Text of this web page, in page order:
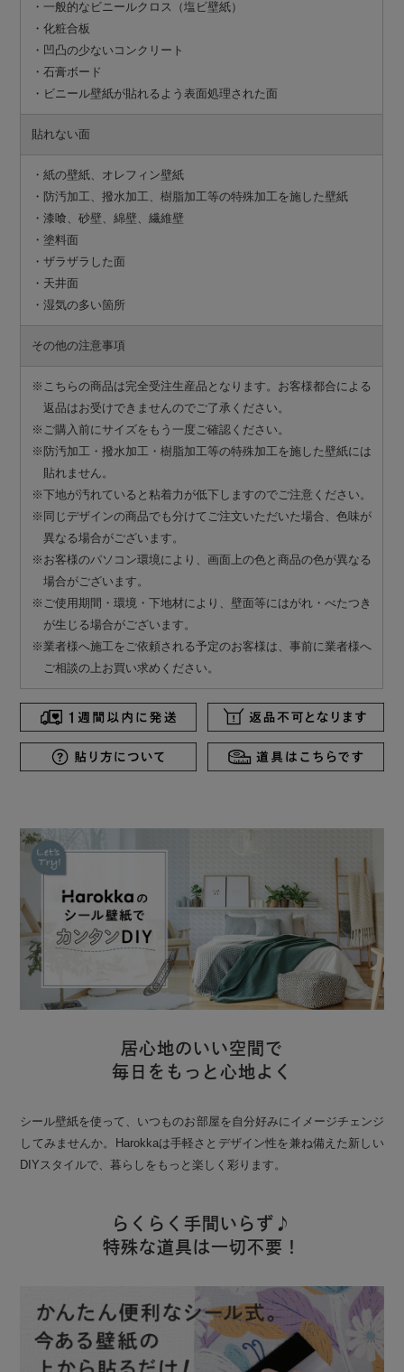
・一般的なビニールクロス（塩ビ壁紙）
・化粧合板
・凹凸の少ないコンクリート
・石膏ボード
・ビニール壁紙が貼れるよう表面処理された面
貼れない面
・紙の壁紙、オレフィン壁紙
・防汚加工、撥水加工、樹脂加工等の特殊加工を施した壁紙
・漆喰、砂壁、綿壁、繊維壁
・塗料面
・ザラザラした面
・天井面
・湿気の多い箇所
その他の注意事項
※こちらの商品は完全受注生産品となります。お客様都合による
返品はお受けできませんのでご了承ください。
※ご購入前にサイズをもう一度ご確認ください。
※防汚加工・撥水加工・樹脂加工等の特殊加工を施した壁紙には
貼れません。
※下地が汚れていると粘着力が低下しますのでご注意ください。
※同じデザインの商品でも分けてご注文いただいた場合、色味が
異なる場合がございます。
※お客様のパソコン環境により、画面上の色と商品の色が異なる
場合がございます。
※ご使用期間・環境・下地材により、壁面等にはがれ・べたつき
が生じる場合がございます。
※業者様へ施工をご依頼される予定のお客様は、事前に業者様へ
ご相談の上お買い求めください。
居心地のいい空間で
毎日をもっと心地よく
シール壁紙を使って、いつものお部屋を自分好みにイメージチェンジ
してみませんか。Harokkaは手軽さとデザイン性を兼ね備えた新しい
DIYスタイルで、暮らしをもっと楽しく彩ります。
らくらく手間いらず♪
特殊な道具は一切不要！